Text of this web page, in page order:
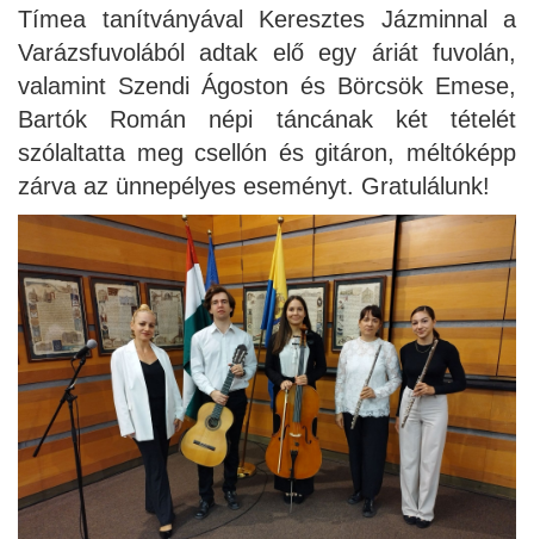
Területi Válogatója
Tímea tanítványával Keresztes Jázminnal a
Varázsfuvolából adtak elő egy áriát fuvolán,
valamint Szendi Ágoston és Börcsök Emese,
Bartók Román népi táncának két tételét
szólaltatta meg csellón és gitáron, méltóképp
zárva az ünnepélyes eseményt. Gratulálunk!